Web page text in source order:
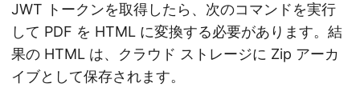
JWT トークンを取得したら、次のコマンドを実行
して PDF を HTML に変換する必要があります。結
果の HTML は、クラウド ストレージに Zip アーカ
イブとして保存されます。